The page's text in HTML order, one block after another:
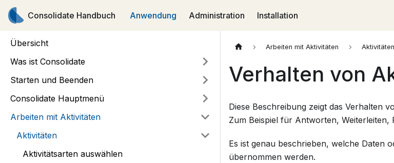
Consolidate Handbuch Anwendung Administration Installation
Übersicht
Was ist Consolidate
Starten und Beenden
Consolidate Hauptmenü
Arbeiten mit Aktivitäten
Aktivitäten
Aktivitätsarten auswählen
Arbeiten mit Aktivitäten Aktivitäten
Verhalten von
Diese Beschreibung zeigt das Verhalten
Zum Beispiel für Antworten, Weiterleiten,
Es ist genau beschrieben, welche Daten
übernommen werden.